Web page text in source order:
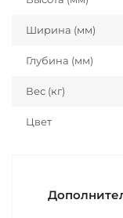
Ширина (мм)
Глубина (мм)
Вес (кг)
Цвет